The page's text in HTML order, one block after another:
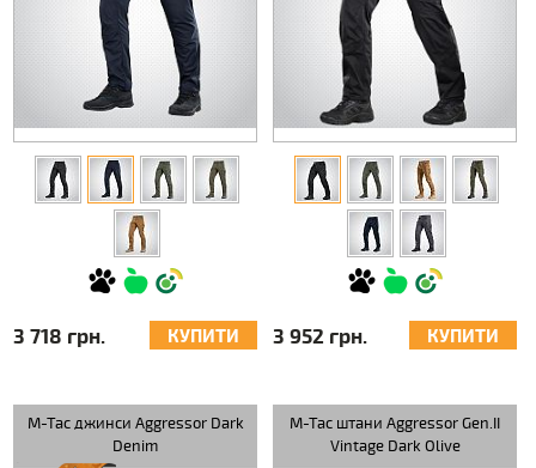
3 718 грн. КУПИТИ 3 952 грн. КУПИТИ
M-Tac джинси Aggressor Dark
Denim
M-Tac штани Aggressor Gen.II
Vintage Dark Olive